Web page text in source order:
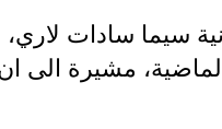
كورونا خلال الـ24 ساعة